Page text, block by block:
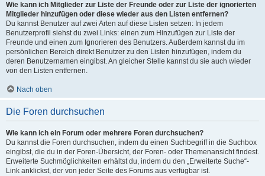
Wie kann ich Mitglieder zur Liste der Freunde oder zur Liste der ignorierten
Mitglieder hinzufügen oder diese wieder aus den Listen entfernen?
Du kannst Benutzer auf zwei Arten auf diese Listen setzen: In jedem
Benutzerprofil siehst du zwei Links: einen zum Hinzufügen zur Liste der
Freunde und einen zum Ignorieren des Benutzers. Außerdem kannst du im
persönlichen Bereich direkt Benutzer zu den Listen hinzufügen, indem du
deren Benutzernamen eingibst. An gleicher Stelle kannst du sie auch wieder
von den Listen entfernen.
Nach oben
Die Foren durchsuchen
Wie kann ich ein Forum oder mehrere Foren durchsuchen?
Du kannst die Foren durchsuchen, indem du einen Suchbegriff in die Suchbox
eingibst, die du in der Foren-Übersicht, der Foren- oder Themenansicht findest.
Erweiterte Suchmöglichkeiten erhältst du, indem du den „Erweiterte Suche“-
Link anklickst, der von jeder Seite des Forums aus verfügbar ist.